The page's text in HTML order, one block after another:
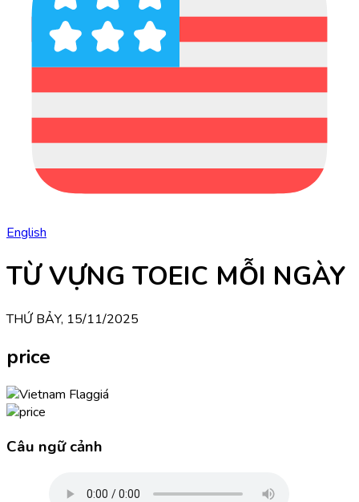
English
TỪ VỰNG TOEIC MỖI NGÀY
THỨ BẢY, 15/11/2025
price
giá
Câu ngữ cảnh